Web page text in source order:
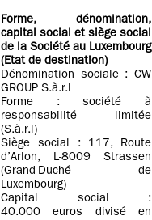
Forme, dénomination,
capital social et siège social
de la Société au Luxembourg
(Etat de destination)
Dénomination sociale : CW
GROUP S.à.r.l
Forme : société à
responsabilité limitée
(S.à.r.l)
Siège social : 117, Route
d’Arlon, L-8009 Strassen
(Grand-Duché de
Luxembourg)
Capital social :
40.000 euros divisé en